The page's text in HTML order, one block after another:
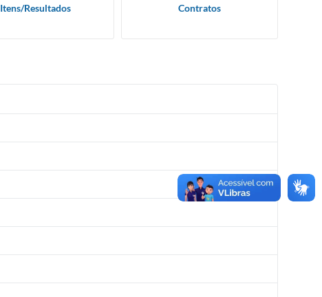
Itens/Resultados Contratos